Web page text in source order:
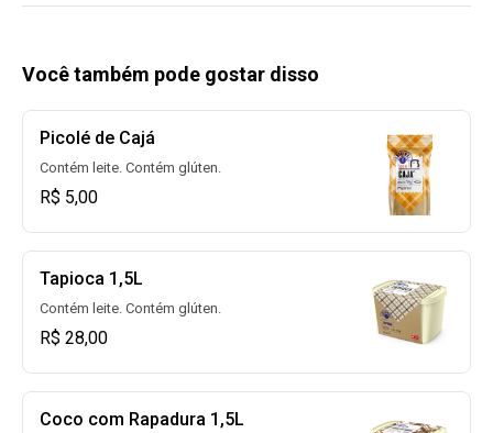
Você também pode gostar disso
Picolé de Cajá
Contém leite. Contém glúten.
R$ 5,00
Tapioca 1,5L
Contém leite. Contém glúten.
R$ 28,00
Coco com Rapadura 1,5L